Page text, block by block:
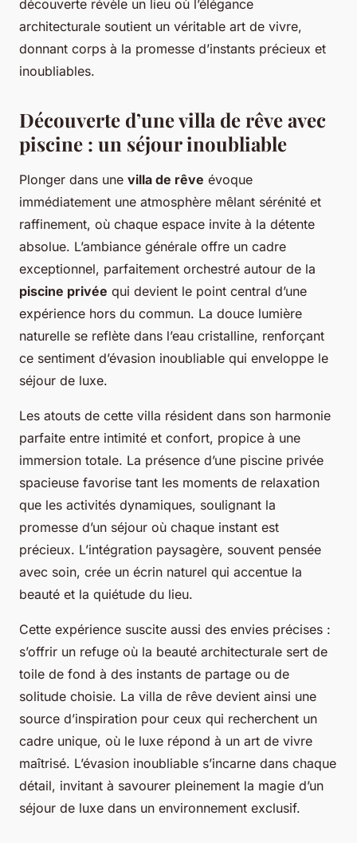
découverte révèle un lieu où l’élégance
architecturale soutient un véritable art de vivre,
donnant corps à la promesse d’instants précieux et
inoubliables.
Découverte d’une villa de rêve avec
piscine : un séjour inoubliable
Plonger dans une villa de rêve évoque
immédiatement une atmosphère mêlant sérénité et
raffinement, où chaque espace invite à la détente
absolue. L’ambiance générale offre un cadre
exceptionnel, parfaitement orchestré autour de la
piscine privée qui devient le point central d’une
expérience hors du commun. La douce lumière
naturelle se reflète dans l’eau cristalline, renforçant
ce sentiment d’évasion inoubliable qui enveloppe le
séjour de luxe.
Les atouts de cette villa résident dans son harmonie
parfaite entre intimité et confort, propice à une
immersion totale. La présence d’une piscine privée
spacieuse favorise tant les moments de relaxation
que les activités dynamiques, soulignant la
promesse d’un séjour où chaque instant est
précieux. L’intégration paysagère, souvent pensée
avec soin, crée un écrin naturel qui accentue la
beauté et la quiétude du lieu.
Cette expérience suscite aussi des envies précises :
s’offrir un refuge où la beauté architecturale sert de
toile de fond à des instants de partage ou de
solitude choisie. La villa de rêve devient ainsi une
source d’inspiration pour ceux qui recherchent un
cadre unique, où le luxe répond à un art de vivre
maîtrisé. L’évasion inoubliable s’incarne dans chaque
détail, invitant à savourer pleinement la magie d’un
séjour de luxe dans un environnement exclusif.